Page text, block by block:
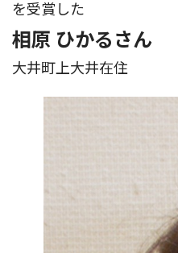
を受賞した
相原 ひかるさん
大井町上大井在住